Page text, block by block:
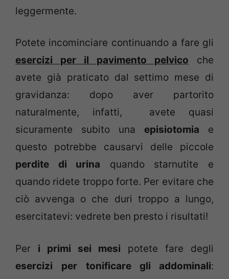
leggermente.
Potete incominciare continuando a fare gli
esercizi per il pavimento pelvico che
avete già praticato dal settimo mese di
gravidanza: dopo aver partorito
naturalmente, infatti, avete quasi
sicuramente subito una episiotomia e
questo potrebbe causarvi delle piccole
perdite di urina quando starnutite e
quando ridete troppo forte. Per evitare che
ciò avvenga o che duri troppo a lungo,
esercitatevi: vedrete ben presto i risultati!
Per i primi sei mesi potete fare degli
esercizi
per tonificare gli addominali: